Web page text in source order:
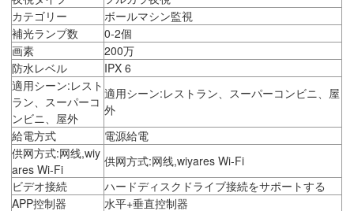
カテゴリー
ボールマシン監視
補光ランプ数
0-2個
画素
200万
防水レベル
IPX 6
適用シーン:レスト
ラン、スーパーコ
ンビニ、屋外
適用シーン:レストラン、スーパーコンビニ、屋
外
給電方式
電源給電
供网方式:网线,wiy
ares Wi-Fi
供网方式:网线,wiyares Wi-Fi
ビデオ接続
ハードディスクドライブ接続をサポートする
APP控制器
水平+垂直控制器